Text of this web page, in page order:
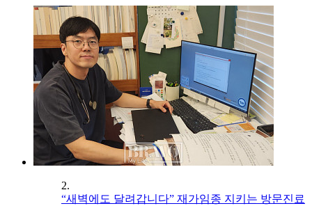
2.
“새벽에도 달려갑니다” 재가임종 지키는 방문진료